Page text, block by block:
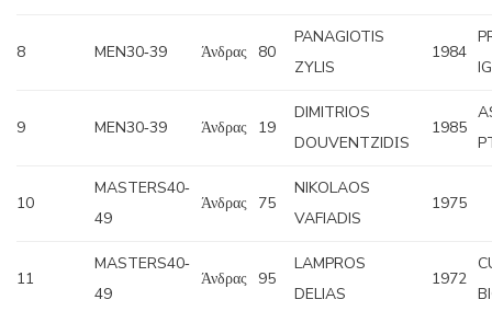
8 MEN30‐39 Άνδρας 80
PANAGIOTIS
ZYLIS
1984
9 MEN30‐39 Άνδρας 19
DIMITRIOS
DOUVENTZIDΙS
1985
10
MASTERS40‐
49
Άνδρας 75
NIKOLAOS
VAFIADIS
1975
11
MASTERS40‐
49
Άνδρας 95
LAMPROS
DELIAS
1972